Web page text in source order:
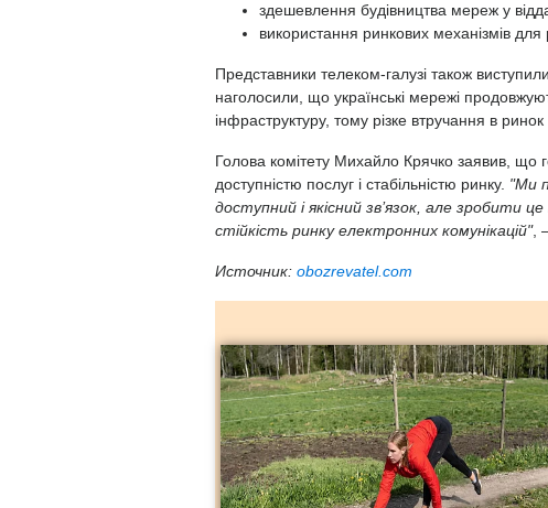
здешевлення будівництва мереж у
використання ринкових механізмів
Представники телеком-галузі також
наголосили, що українські мережі
інфраструктуру, тому різке втручання в ринок
Голова комітету Михайло Крячко заявив, що
доступністю послуг і стабільністю ринку. "Ми
доступний і якісний зв’язок, але зробити
стійкість ринку електронних комунікацій",
Источник: obozrevatel.com